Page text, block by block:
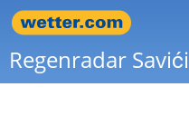
Regenradar Savići